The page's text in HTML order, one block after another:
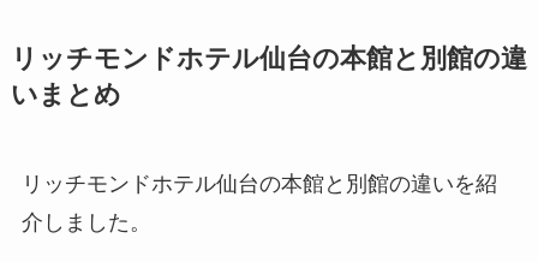
リッチモンドホテル仙台の本館と別館の違
いまとめ
リッチモンドホテル仙台の本館と別館の違いを紹
介しました。